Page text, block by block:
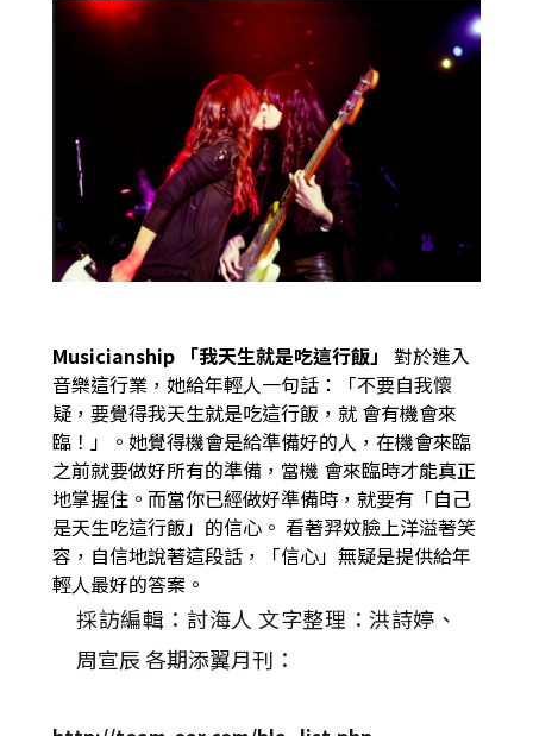
Musicianship 「我天生就是吃這行飯」 對於進入
音樂這行業，她給年輕人一句話：「不要自我懷
疑，要覺得我天生就是吃這行飯，就 會有機會來
臨！」。她覺得機會是給準備好的人，在機會來臨
之前就要做好所有的準備，當機 會來臨時才能真正
地掌握住。而當你已經做好準備時，就要有「自己
是天生吃這行飯」的信心。 看著羿妏臉上洋溢著笑
容，自信地說著這段話，「信心」無疑是提供給年
輕人最好的答案。
採訪編輯：討海人 文字整理：洪詩婷、
周宣辰 各期添翼月刊：